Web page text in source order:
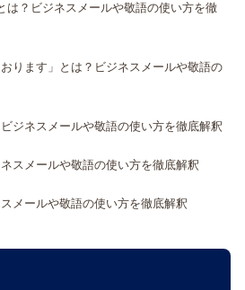
は？ビジネスメールや敬語の使い方を徹
ります」とは？ビジネスメールや敬語の
ジネスメールや敬語の使い方を徹底解釈
スメールや敬語の使い方を徹底解釈
メールや敬語の使い方を徹底解釈